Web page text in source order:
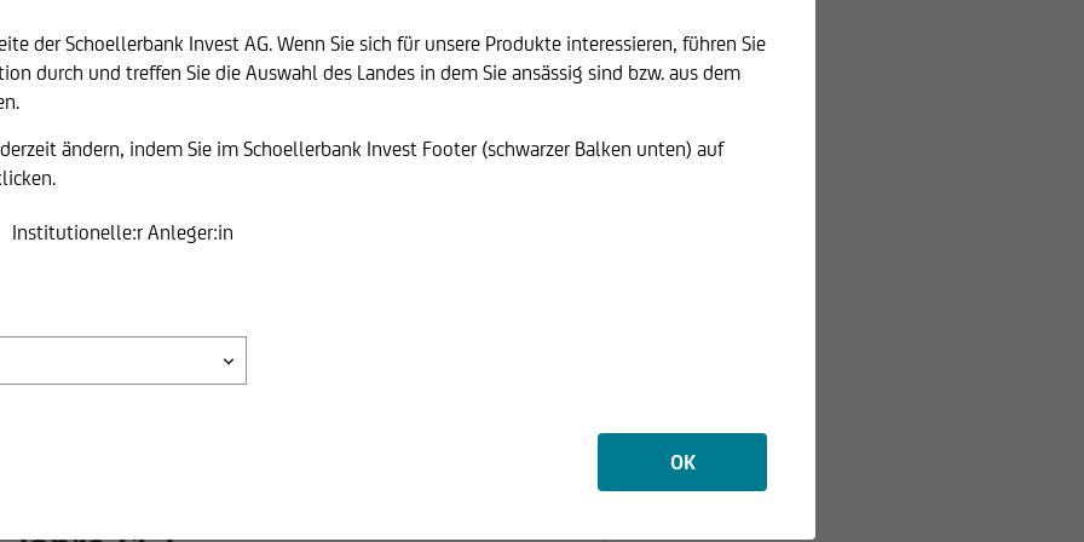
der Performancezahlen um deren Mittelwert.
des betreffenden Fonds.
nach Ausgabeaufschlag (AGA) lt. Morningstar Direct. Der Ausgabeaufschlag (AGA) ist
und stellt damit die Differenz zwischen dem Ausgabepreis und dem errechneten
(Aufrundung auf 1 Cent).
der Schoellerbank Invest AG. Wenn Sie sich für unsere Produkte interessieren, führen Sie
durch und treffen Sie die Auswahl des Landes in dem Sie ansässig sind bzw. aus dem
ändern, indem Sie im Schoellerbank Invest Footer (schwarzer Balken unten) auf
Institutionelle:r Anleger:in
OK